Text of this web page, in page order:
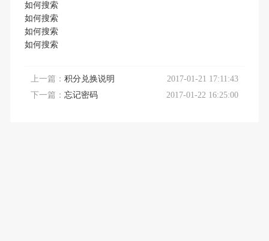
如何搜索
如何搜索
如何搜索
如何搜索
上一篇： 积分兑换说明
2017-01-21 17:11:43
下一篇： 忘记密码 2017-01-22 16:25:00